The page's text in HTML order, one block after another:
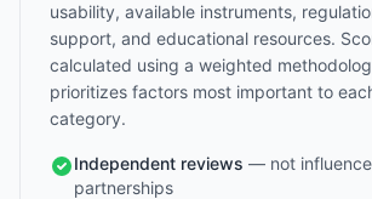
usability, available instruments,
support, and educational resources.
calculated using a weighted
prioritizes factors most important to
category.
Independent reviews — not
partnerships